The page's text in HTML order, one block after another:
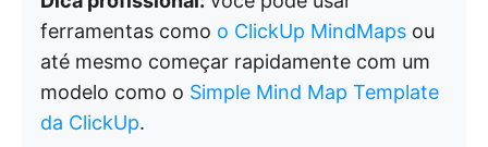
ferramentas como o ClickUp MindMaps ou
até mesmo começar rapidamente com um
modelo como o Simple Mind Map Template
da ClickUp.